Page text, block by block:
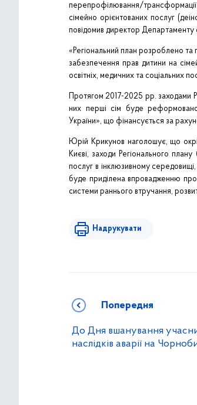
перепрофілювання/трансформації
сімейно орієнтованих послуг
повідомив директор
«Регіональний план розроблено та
забезпечення прав дитини на
освітніх, медичних та соціальних
Протягом 2017-2025 рр. заходами
них перші сім буде реформовано
України», що фінансується за
Юрій Крикунов наголошує, що
Києві, заходи Регіонального
послуг в інклюзивному
буде приділена впровадженню
системи раннього втручання,
Надрукувати
Попередня
До Дня вшанування
наслідків аварії на